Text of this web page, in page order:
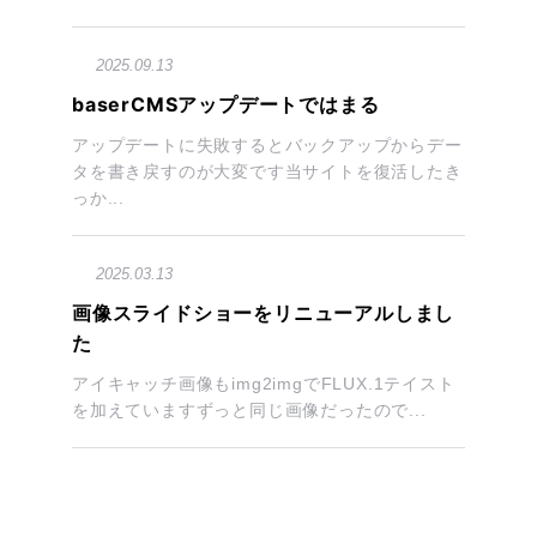
2025.09.13
baserCMSアップデートではまる
アップデートに失敗するとバックアップからデー
タを書き戻すのが大変です当サイトを復活したき
っか...
2025.03.13
画像スライドショーをリニューアルしまし
た
アイキャッチ画像もimg2imgでFLUX.1テイスト
を加えていますずっと同じ画像だったので...